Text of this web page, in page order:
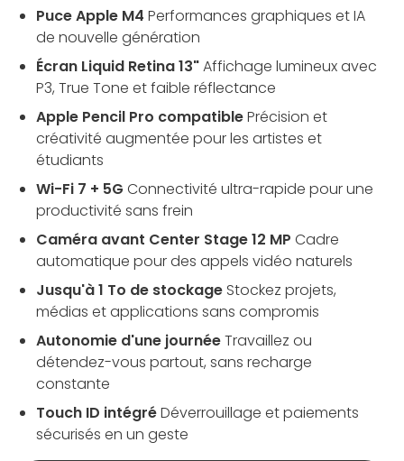
Puce Apple M4 Performances graphiques et IA
de nouvelle génération
Écran Liquid Retina 13"Affichage lumineux avec
P3, True Tone et faible réflectance
Apple Pencil Pro compatiblePrécision et
créativité augmentée pour les artistes et
étudiants
Wi-Fi 7 + 5G Connectivité ultra-rapide pour une
productivité sans frein
Caméra avant Center Stage 12 MP Cadre
automatique pour des appels vidéo naturels
Jusqu'à 1 To de stockage Stockez projets,
médias et applications sans compromis
Autonomie d'une journéeTravaillez ou
détendez-vous partout, sans recharge
constante
Touch ID intégréDéverrouillage et paiements
sécurisés en un geste